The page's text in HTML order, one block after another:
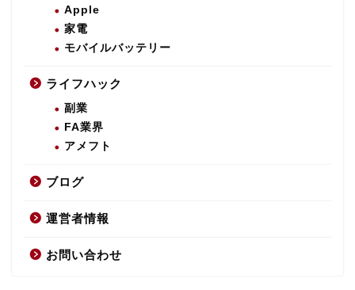
Apple
家電
モバイルバッテリー
ライフハック
副業
FA業界
アメフト
ブログ
運営者情報
お問い合わせ